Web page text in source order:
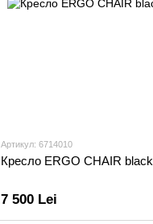
Артикул: 6714010
Кресло ERGO CHAIR black
7 500 Lei